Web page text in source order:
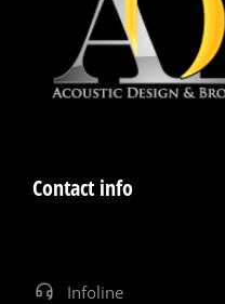
Contact info
Infoline